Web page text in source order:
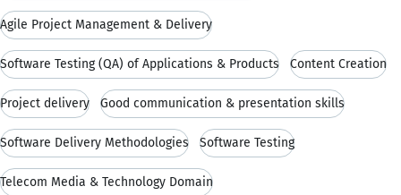
Agile Project Management & Delivery
Software Testing (QA) of Applications & Products Content Creation
Project delivery Good communication & presentation skills
Software Delivery Methodologies Software Testing
Telecom Media & Technology Domain